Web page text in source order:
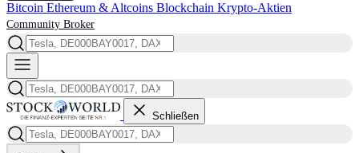
Bitcoin Ethereum & Altcoins Blockchain Krypto-Aktien
Community Broker
Schließen